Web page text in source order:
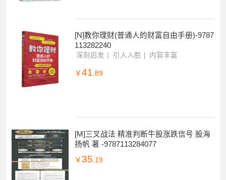
[N]教你理财(普通人的财富自由手册)-9787
113282240
深刻启发 引人入胜 内容丰富
￥ 41.89
[M]三叉战法 精准判断牛股涨跌信号 股海
扬帆 著 -9787113284077
￥ 35 .19